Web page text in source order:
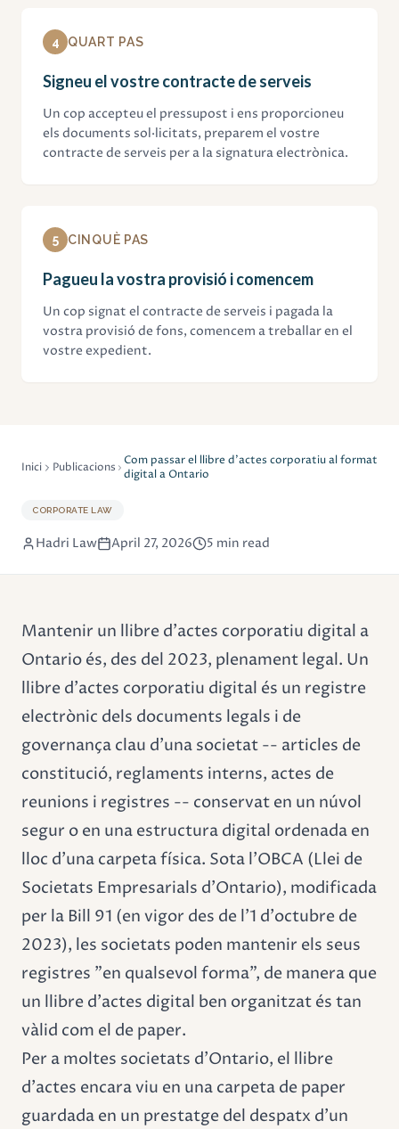
4 QUART PAS
Signeu el vostre contracte de serveis
Un cop accepteu el pressupost i ens proporcioneu
els documents sol·licitats, preparem el vostre
contracte de serveis per a la signatura electrònica.
5 CINQUÈ PAS
Pagueu la vostra provisió i comencem
Un cop signat el contracte de serveis i pagada la
vostra provisió de fons, comencem a treballar en el
vostre expedient.
Inici Publicacions
Com passar el llibre d'actes corporatiu al format
digital a Ontario
CORPORATE LAW
Hadri Law April 27, 2026 5 min read
Mantenir un llibre d'actes corporatiu digital a
Ontario és, des del 2023, plenament legal. Un
llibre d'actes corporatiu digital és un registre
electrònic dels documents legals i de
governança clau d'una societat -- articles de
constitució, reglaments interns, actes de
reunions i registres -- conservat en un núvol
segur o en una estructura digital ordenada en
lloc d'una carpeta física. Sota l'OBCA (Llei de
Societats Empresarials d'Ontario), modificada
per la Bill 91 (en vigor des de l'1 d'octubre de
2023), les societats poden mantenir els seus
registres "en qualsevol forma", de manera que
un llibre d'actes digital ben organitzat és tan
vàlid com el de paper.
Per a moltes societats d'Ontario, el llibre
d'actes encara viu en una carpeta de paper
guardada en un prestatge del despatx d'un